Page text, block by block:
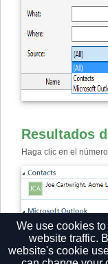
Resultados
Haga clic en el
We use cookies
website traffic.
website's cookie